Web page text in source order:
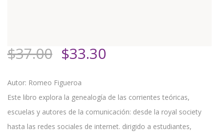
$37.00 El
original
era:
$37.00.
$33.30
es:
$33.30.
Autor: Romeo Figueroa
Este libro explora la genealogía de las corrientes teóricas,
escuelas y autores de la comunicación: desde la royal society
hasta las redes sociales de internet. dirigido a estudiantes,